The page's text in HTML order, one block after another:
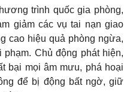
trình quốc gia phòng,
giảm các vụ tai nạn giao
cao hiệu quả phòng ngừa,
Chủ động phát hiện,
bại mọi âm mưu, phá hoại
để bị động bất ngờ, giữ